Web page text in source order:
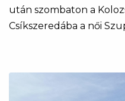
után szombaton a
Csíkszeredába a női